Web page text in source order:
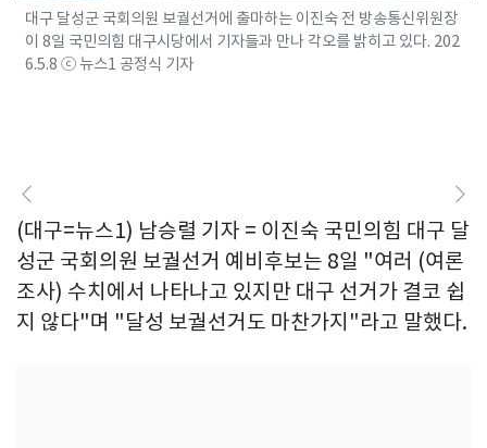
대구 달성군 국회의원 보궐선거에 출마하는 이진숙 전 방송통신위원장
이 8일 국민의힘 대구시당에서 기자들과 만나 각오를 밝히고 있다. 202
6.5.8 ⓒ 뉴스1 공정식 기자
(대구=뉴스1) 남승렬 기자 = 이진숙 국민의힘 대구 달
성군 국회의원 보궐선거 예비후보는 8일 "여러 (여론
조사) 수치에서 나타나고 있지만 대구 선거가 결코 쉽
지 않다"며 "달성 보궐선거도 마찬가지"라고 말했다.